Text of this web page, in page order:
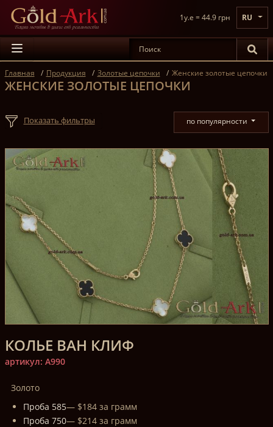
RU
1y.e = 44.9 грн
Главная Продукция Золотые цепочки Женские золотые цепочки
ЖЕНСКИЕ ЗОЛОТЫЕ ЦЕПОЧКИ
по популярности
КОЛЬЕ ВАН КЛИФ
артикул: A990
Золото
Проба 585— $184 за грамм
Проба 750— $214 за грамм
Показать фильтры